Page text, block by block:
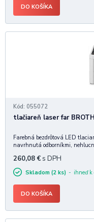
DO KOŠÍKA
Kód: 055072
tlačiareň laser far
Farebná bezdrôtová LED
navrhnutá odborníkmi,
napomáha plynulému chodu
260,08 € s DPH
Skladom (2 ks) ihneď k
DO KOŠÍKA